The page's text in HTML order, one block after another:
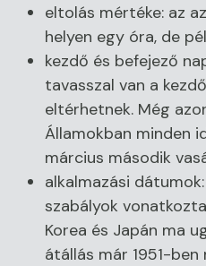
eltolás mértéke: az
helyen egy óra, de
kezdő és befejező
tavasszal van a
eltérhetnek. Még
Államokban minden
március második
alkalmazási
szabályok
Korea és Japán ma
átállás már 1951-